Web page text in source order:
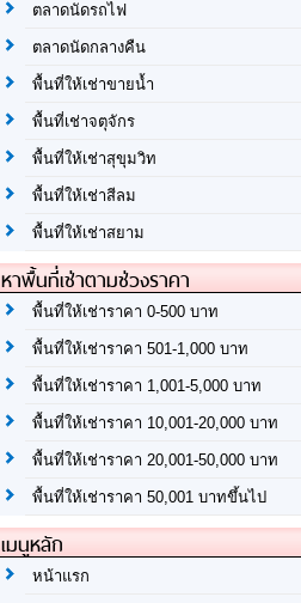
ตลาดนัดรถไฟ
ตลาดนัดกลางคืน
พื้นที่ให้เช่าขายน้ำ
พื้นที่เช่าจตุจักร
พื้นที่ให้เช่าสุขุมวิท
พื้นที่ให้เช่าสีลม
พื้นที่ให้เช่าสยาม
หาพื้นที่เช่าตามช่วงราคา
พื้นที่ให้เช่าราคา 0-500 บาท
พื้นที่ให้เช่าราคา 501-1,000 บาท
พื้นที่ให้เช่าราคา 1,001-5,000 บาท
พื้นที่ให้เช่าราคา 10,001-20,000 บาท
พื้นที่ให้เช่าราคา 20,001-50,000 บาท
พื้นที่ให้เช่าราคา 50,001 บาทขึ้นไป
เมนูหลัก
หน้าแรก